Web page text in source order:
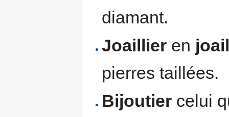
diamant.
Joaillier en
pierres taillées.
Bijoutier celui